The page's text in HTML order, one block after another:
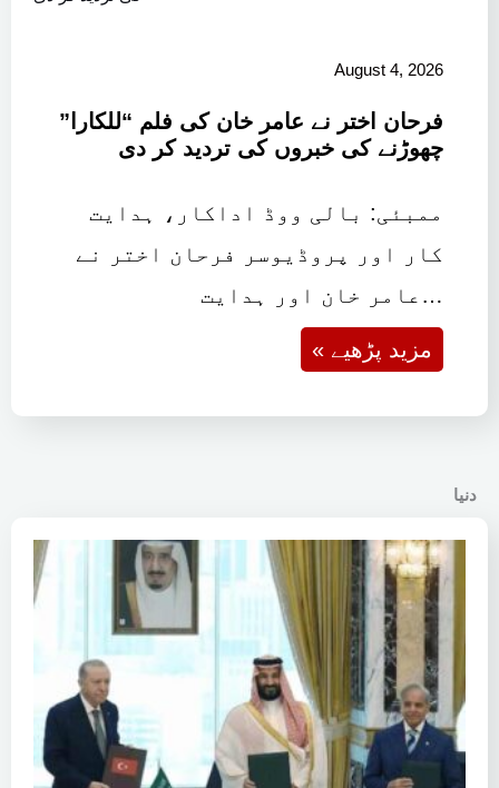
August 4, 2026
فرحان اختر نے عامر خان کی فلم “للکارا”
چھوڑنے کی خبروں کی تردید کر دی
ممبئی: بالی ووڈ اداکار، ہدایت
کار اور پروڈیوسر فرحان اختر نے
عامر خان اور ہدایت…
« مزید پڑھیے
دنیا